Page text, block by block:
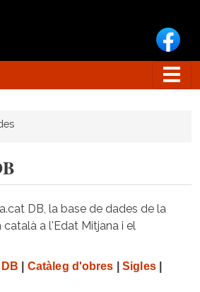
DB, la base de dades de la
català a l'Edat Mitjana i el
Catàleg d'obres Sigles|